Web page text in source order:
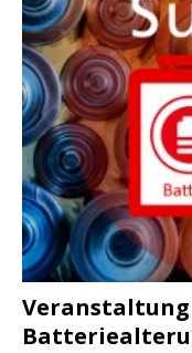
Veranstaltung